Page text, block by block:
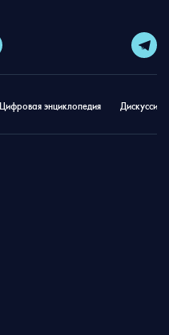
Цифровая энциклопедия